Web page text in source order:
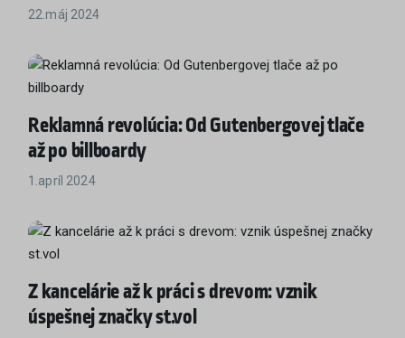
22.máj 2024
Reklamná revolúcia: Od Gutenbergovej tlače
až po billboardy
1.apríl 2024
Z kancelárie až k práci s drevom: vznik
úspešnej značky st.vol